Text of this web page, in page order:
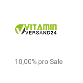
10,00% pro Sale